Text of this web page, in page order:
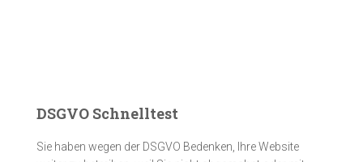
DSGVO Schnelltest
Sie haben wegen der DSGVO Bedenken, Ihre Website